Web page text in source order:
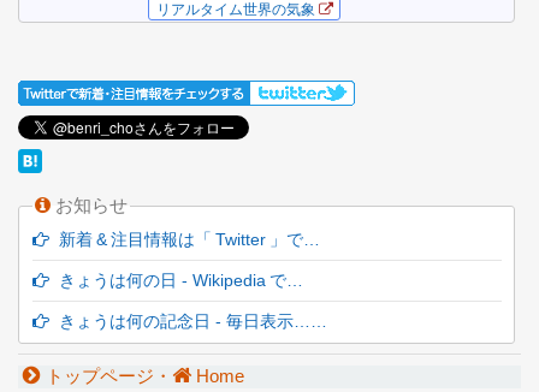
お知らせ
新着 & 注目情報は「 Twitter 」で…
きょうは何の日 - Wikipedia で…
きょうは何の記念日 - 毎日表示……
トップページ・ Home